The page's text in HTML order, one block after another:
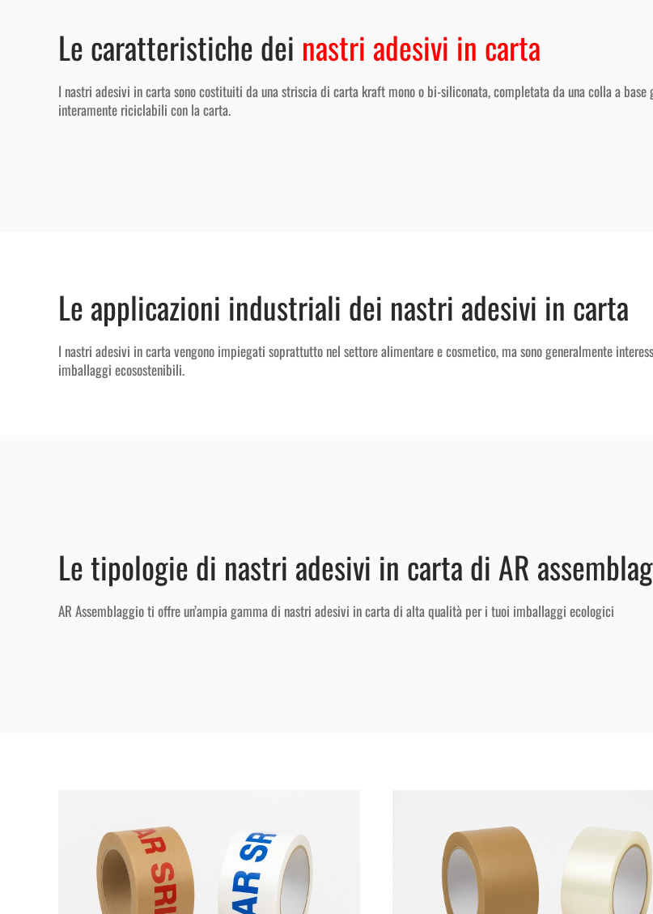
Le caratteristiche dei nastri adesivi in carta
I nastri adesivi in carta sono costituiti da una striscia di carta kraft mono o bi-siliconata, completata da una colla a
interamente riciclabili con la carta.
Le applicazioni industriali dei nastri adesivi in carta
I nastri adesivi in carta vengono impiegati soprattutto nel settore alimentare e cosmetico, ma sono generalmente
imballaggi ecosostenibili.
Le tipologie di nastri adesivi in carta di AR
AR Assemblaggio ti offre un’ampia gamma di nastri adesivi in carta di alta qualità per i tuoi imballaggi ecologici